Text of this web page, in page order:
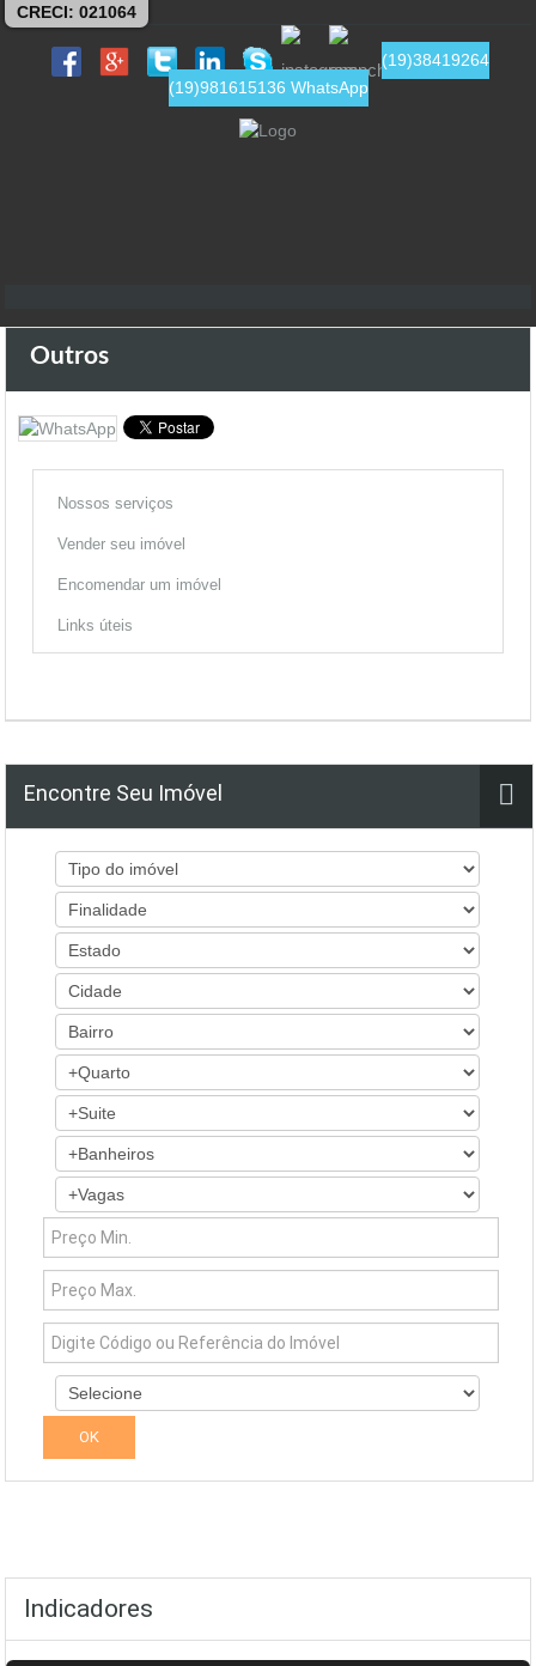
CRECI: 021064
(19)38419264
(19)981615136 WhatsApp
Outros
Nossos serviços
Vender seu imóvel
Encomendar um imóvel
Links úteis
Encontre Seu Imóvel
Indicadores